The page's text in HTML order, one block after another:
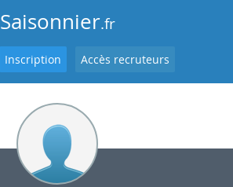
Saisonnier.fr
Inscription Accès recruteurs